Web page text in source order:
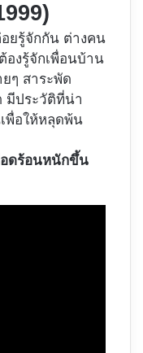
ยรู้จักกัน ต่างคน
องรู้จักเพื่อนบ้าน
ยๆ สาระพัด
มีประวัติที่น่า
พื่อให้หลุดพ้น
อดร้อนหนักขึ้น